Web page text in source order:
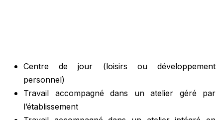
Centre de jour (loisirs ou développement
personnel)
Travail accompagné dans un atelier géré par
l’établissement